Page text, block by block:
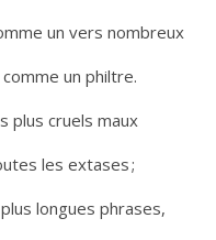
un vers nombreux
un philtre.
plus cruels maux
les extases ;
longues phrases,